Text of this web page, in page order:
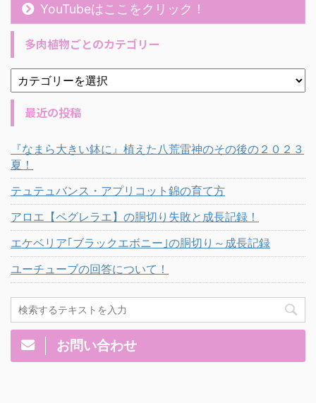
YouTubeはここをクリック！
多肉植物ごとのカテゴリー
最近の投稿
『なまら大きい鉢に』植えた八荒雷神のその後の２０２３
夏！
テュテュバンス・アプリコット錦の育て方
アロエ【ペグレラエ】の胴切り失敗と成長記録！
エケベリア｢ブラックエボニー｣の胴切り～成長記録
ユーチューブの回答について！
お問い合わせ